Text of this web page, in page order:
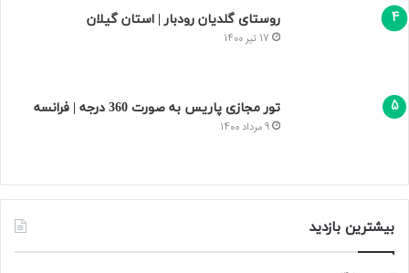
روستای گلدیان رودبار | استان گیلان
17 تیر 1400
تور مجازی پاریس به صورت 360 درجه | فرانسه
9 مرداد 1400
بیشترین بازدید